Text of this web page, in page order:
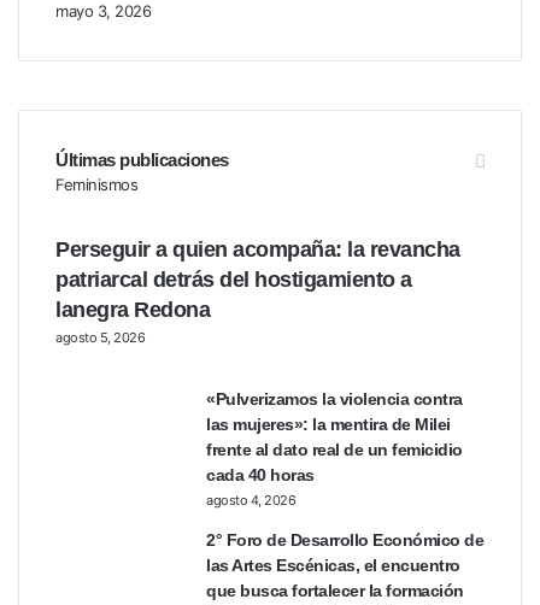
mayo 3, 2026
Últimas publicaciones
Feminismos
Perseguir a quien acompaña: la revancha
patriarcal detrás del hostigamiento a
lanegra Redona
agosto 5, 2026
«Pulverizamos la violencia contra
las mujeres»: la mentira de Milei
frente al dato real de un femicidio
cada 40 horas
agosto 4, 2026
2° Foro de Desarrollo Económico de
las Artes Escénicas, el encuentro
que busca fortalecer la formación